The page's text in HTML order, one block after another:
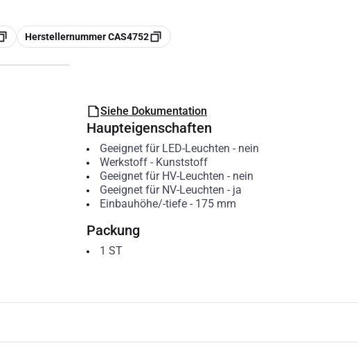
Kopieren
Herstellernummer CAS4752
Siehe Dokumentation
Haupteigenschaften
Geeignet für LED-Leuchten - nein
Werkstoff- Kunststoff
Geeignet für HV-Leuchten - nein
Geeignet für NV-Leuchten - ja
Einbauhöhe/-tiefe- 175 mm
Packung
1 ST